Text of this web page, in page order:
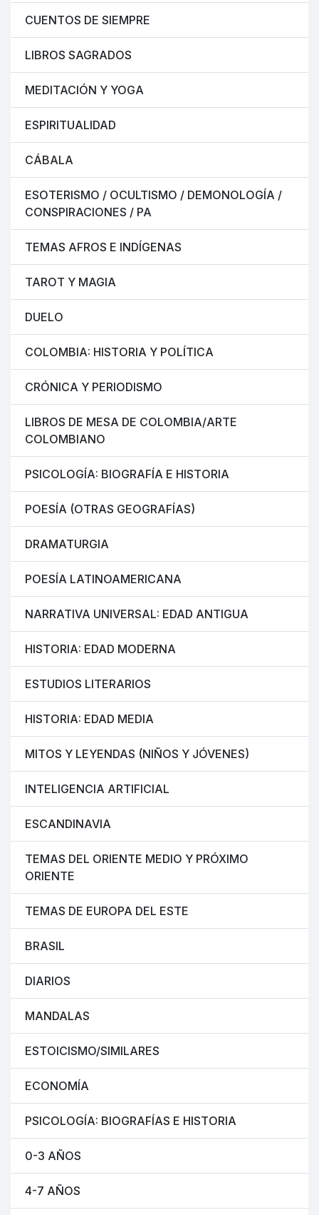
CUENTOS DE SIEMPRE
LIBROS SAGRADOS
MEDITACIÓN Y YOGA
ESPIRITUALIDAD
CÁBALA
ESOTERISMO / OCULTISMO / DEMONOLOGÍA /
CONSPIRACIONES / PA
TEMAS AFROS E INDÍGENAS
TAROT Y MAGIA
DUELO
COLOMBIA: HISTORIA Y POLÍTICA
CRÓNICA Y PERIODISMO
LIBROS DE MESA DE COLOMBIA/ARTE
COLOMBIANO
PSICOLOGÍA: BIOGRAFÍA E HISTORIA
POESÍA (OTRAS GEOGRAFÍAS)
DRAMATURGIA
POESÍA LATINOAMERICANA
NARRATIVA UNIVERSAL: EDAD ANTIGUA
HISTORIA: EDAD MODERNA
ESTUDIOS LITERARIOS
HISTORIA: EDAD MEDIA
MITOS Y LEYENDAS (NIÑOS Y JÓVENES)
INTELIGENCIA ARTIFICIAL
ESCANDINAVIA
TEMAS DEL ORIENTE MEDIO Y PRÓXIMO
ORIENTE
TEMAS DE EUROPA DEL ESTE
BRASIL
DIARIOS
MANDALAS
ESTOICISMO/SIMILARES
ECONOMÍA
PSICOLOGÍA: BIOGRAFÍAS E HISTORIA
0-3 AÑOS
4-7 AÑOS